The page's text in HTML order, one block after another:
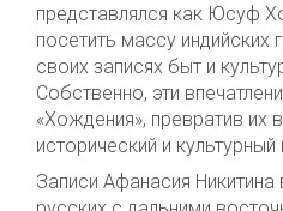
представлялся как Юсуф
посетить массу индийских
своих записях быт и
Собственно, эти
«Хождения», превратив их
исторический и культурный
Записи Афанасия